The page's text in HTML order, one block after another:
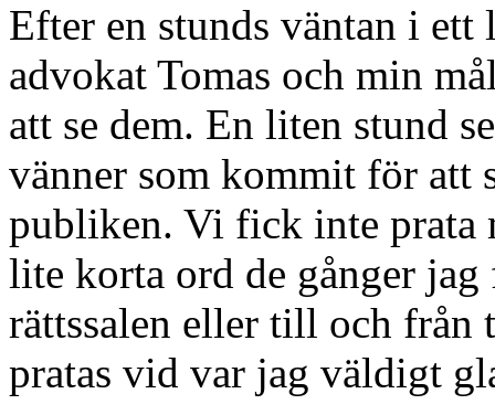
Efter en stunds väntan i
advokat Tomas och min
att se dem. En liten stund
vänner som kommit för att
publiken. Vi fick inte prata
lite korta ord de gånger jag
rättssalen eller till och från
pratas vid var jag väldigt